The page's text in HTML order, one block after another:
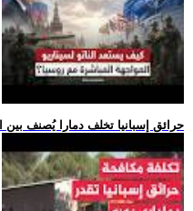
.. حرائق إسبانيا تخلف دمارا يُصنف بين